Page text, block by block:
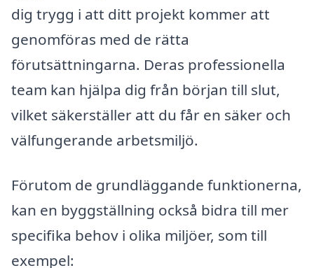
dig trygg i att ditt projekt kommer att
genomföras med de rätta
förutsättningarna. Deras professionella
team kan hjälpa dig från början till slut,
vilket säkerställer att du får en säker och
välfungerande arbetsmiljö.
Förutom de grundläggande funktionerna,
kan en byggställning också bidra till mer
specifika behov i olika miljöer, som till
exempel: